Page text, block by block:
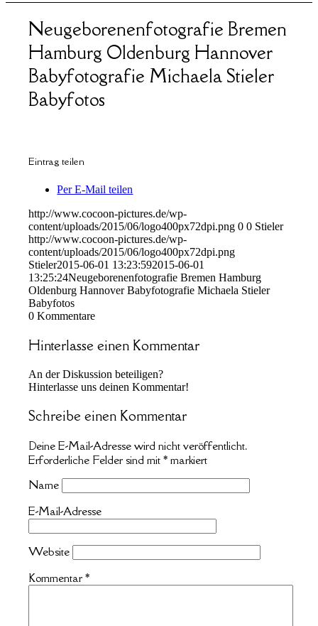
Neugeborenenfotografie Bremen
Hamburg Oldenburg Hannover
Babyfotografie Michaela Stieler
Babyfotos
Eintrag teilen
Per E-Mail teilen
http://www.cocoon-pictures.de/wp-
content/uploads/2015/06/logo400px72dpi.png 0 0 Stieler
http://www.cocoon-pictures.de/wp-
content/uploads/2015/06/logo400px72dpi.png
Stieler2015-06-01 13:23:592015-06-01
13:25:24Neugeborenenfotografie Bremen Hamburg
Oldenburg Hannover Babyfotografie Michaela Stieler
Babyfotos
0 Kommentare
Hinterlasse einen Kommentar
An der Diskussion beteiligen?
Hinterlasse uns deinen Kommentar!
Schreibe einen Kommentar
Deine E-Mail-Adresse wird nicht veröffentlicht.
Erforderliche Felder sind mit* markiert
Name
E-Mail-Adresse
Website
Kommentar*